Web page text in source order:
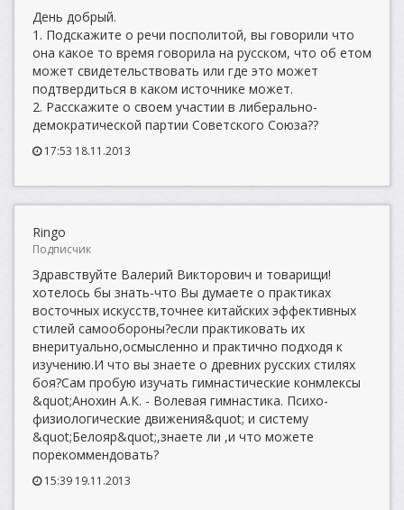
День добрый.
1. Подскажите о речи посполитой, вы говорили что
она какое то время говорила на русском, что об етом
может свидетельствовать или где это может
подтвердиться в каком источнике может.
2. Расскажите о своем участии в либерально-
демократической партии Советского Союза??
17:53 18.11.2013
Ringo
Подписчик
Здравствуйте Валерий Викторович и товарищи!
хотелось бы знать-что Вы думаете о практиках
восточных искусств,точнее китайских эффективных
стилей самообороны?если практиковать их
внеритуально,осмысленно и практично подходя к
изучению.И что вы знаете о древних русских стилях
боя?Сам пробую изучать гимнастические конмлексы
&quot;Анохин А.К. - Волевая гимнастика. Психо-
физиологические движения&quot; и систему
&quot;Белояр&quot;,знаете ли ,и что можете
порекоммендовать?
15:39 19.11.2013